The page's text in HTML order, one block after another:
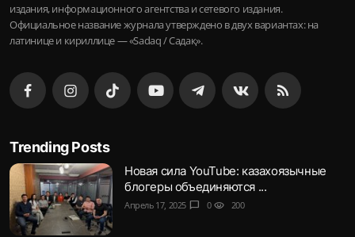
издания, информационного агентства и сетевого издания.
Официальное название журнала утверждено в двух вариантах: на
латинице и кириллице — «Sadaq / Садақ».
Trending Posts
Новая сила YouTube: казахоязычные
блогеры объединяются ...
Апрель 17, 2025 chat_bubble 0 visibility 200